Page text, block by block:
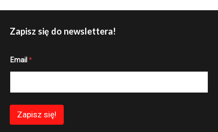
Zapisz się do newslettera!
m
*
i
Email *
Zapisz się!